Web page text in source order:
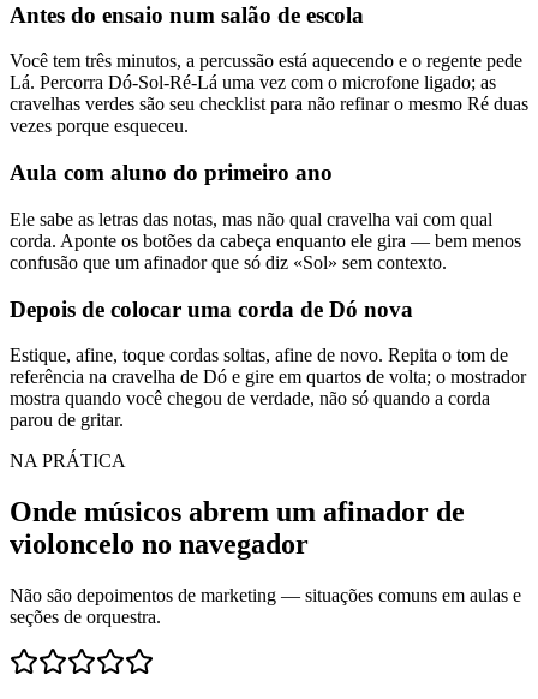
Antes do ensaio num salão de escola
Você tem três minutos, a percussão está aquecendo e o regente pede
Lá. Percorra Dó-Sol-Ré-Lá uma vez com o microfone ligado; as
cravelhas verdes são seu checklist para não refinar o mesmo Ré duas
vezes porque esqueceu.
Aula com aluno do primeiro ano
Ele sabe as letras das notas, mas não qual cravelha vai com qual
corda. Aponte os botões da cabeça enquanto ele gira — bem menos
confusão que um afinador que só diz «Sol» sem contexto.
Depois de colocar uma corda de Dó nova
Estique, afine, toque cordas soltas, afine de novo. Repita o tom de
referência na cravelha de Dó e gire em quartos de volta; o mostrador
mostra quando você chegou de verdade, não só quando a corda
parou de gritar.
NA PRÁTICA
Onde músicos abrem um afinador de
violoncelo no navegador
Não são depoimentos de marketing — situações comuns em aulas e
seções de orquestra.